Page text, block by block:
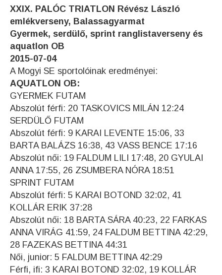
XXIX. PALÓC TRIATLON Révész László
emlékverseny, Balassagyarmat
Gyermek, serdülő, sprint ranglistaverseny és
aquatlon OB
2015-07-04
A Mogyi SE sportolóinak eredményei:
AQUATLON OB:
GYERMEK FUTAM
Abszolút férfi: 20 TASKOVICS MILÁN 12:24
SERDÜLŐ FUTAM
Abszolút férfi: 9 KARAI LEVENTE 15:06, 33
BARTA BALÁZS 16:38, 43 VASS BENCE 17:16
Abszolút női: 19 FALDUM LILI 17:48, 20 GYULAI
ANNA 17:55, 26 ZSUMBERA NÓRA 18:51
SPRINT FUTAM
Abszolút férfi: 5 KARAI BOTOND 32:02, 41
KOLLÁR ERIK 37:28
Abszolút női: 18 BARTA SÁRA 40:23, 22 FARKAS
ANNA VIRÁG 41:59, 24 FALDUM BETTINA 42:29,
28 FAZEKAS BETTINA 44:31
Női, junior: 5 FALDUM BETTINA 42:29
Férfi, ifi: 3 KARAI BOTOND 32:02, 19 KOLLÁR